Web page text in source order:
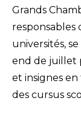
Grands
responsables
universités,
end de juillet
et insignes
des cursus